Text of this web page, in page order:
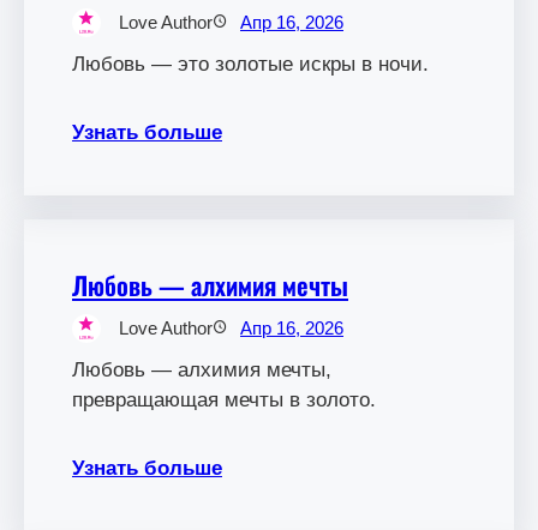
Love Author Апр 16, 2026
Любовь — это золотые искры в ночи.
Узнать больше
Любовь — алхимия мечты
Love Author Апр 16, 2026
Любовь — алхимия мечты,
превращающая мечты в золото.
Узнать больше